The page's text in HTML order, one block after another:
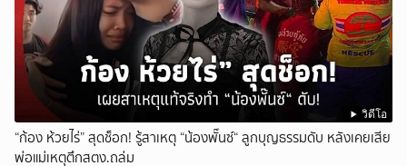
วิดีโอ
“ก้อง ห้วยไร่” สุดช็อก! รู้สาเหตุ “น้องพั๊นซ์“ ลูกบุญธรรมดับ หลังเคยเสีย
พ่อแม่เหตุตึกสตง.ถล่ม